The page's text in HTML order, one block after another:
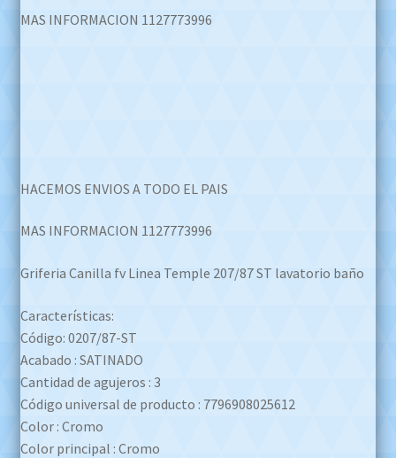
MAS INFORMACION 1127773996
HACEMOS ENVIOS A TODO EL PAIS
MAS INFORMACION 1127773996
Griferia Canilla fv Linea Temple 207/87 ST lavatorio baño
Características:
Código: 0207/87-ST
Acabado : SATINADO
Cantidad de agujeros : 3
Código universal de producto : 7796908025612
Color : Cromo
Color principal : Cromo